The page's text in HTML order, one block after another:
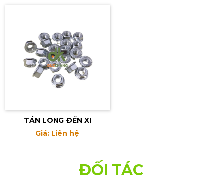
TÁN LONG ĐỀN XI
Giá: Liên hệ
ĐỐI TÁC